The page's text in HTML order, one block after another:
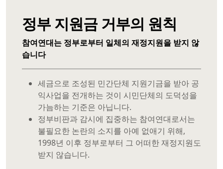
정부 지원금 거부의 원칙
참여연대는 정부로부터 일체의 재정지원을 받지 않
습니다
세금으로 조성된 민간단체 지원기금을 받아 공
익사업을 전개하는 것이 시민단체의 도덕성을
가늠하는 기준은 아닙니다.
정부비판과 감시에 집중하는 참여연대로서는
불필요한 논란의 소지를 아예 없애기 위해,
1998년 이후 정부로부터 그 어떠한 재정지원도
받지 않습니다.